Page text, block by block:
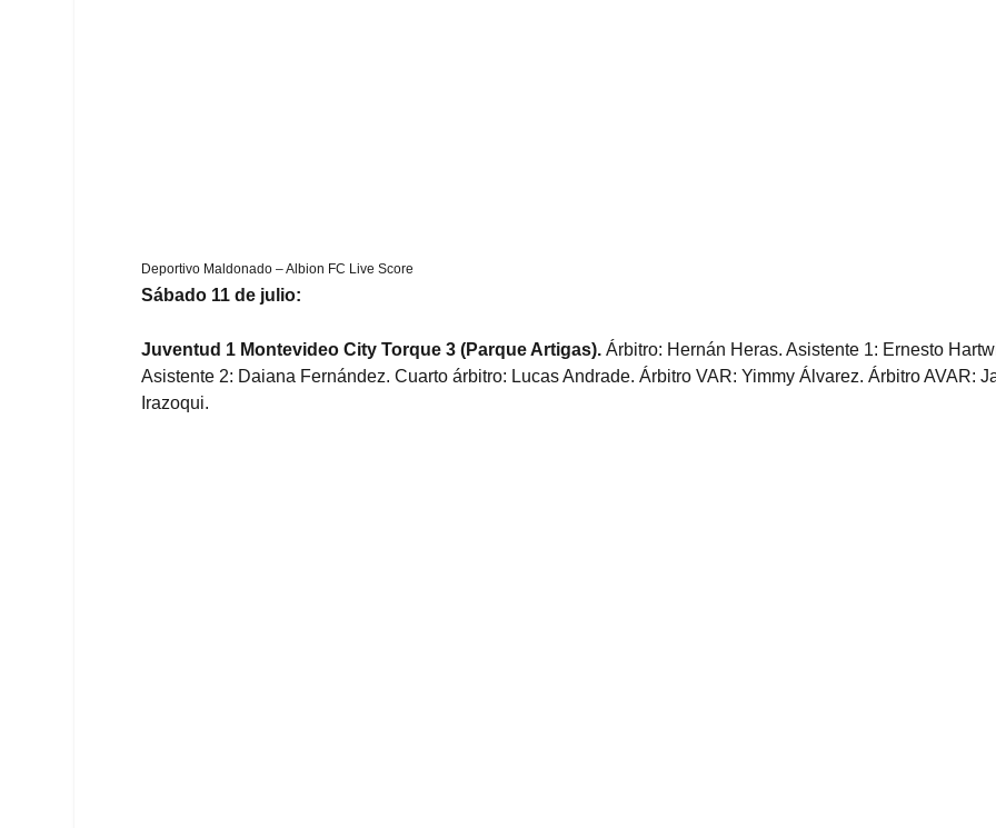
Deportivo Maldonado – Albion FC Live Score
Sábado 11 de julio:
Juventud 1 Montevideo City Torque 3 (Parque Artigas). Árbitro: Hernán Heras. Asistente 1: Ernesto
Asistente 2: Daiana Fernández. Cuarto árbitro: Lucas Andrade. Árbitro VAR: Yimmy Álvarez. Árbitro AVAR:
Irazoqui.